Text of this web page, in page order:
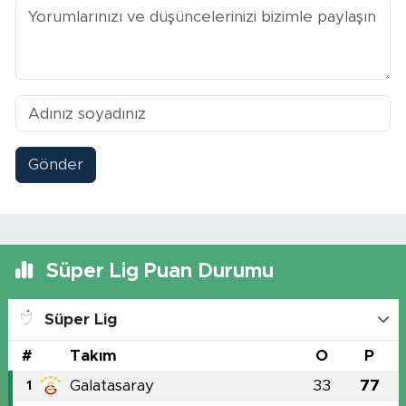
Gönder
Süper Lig Puan Durumu
Süper Lig
# Takım O P
1 Galatasaray 33 77